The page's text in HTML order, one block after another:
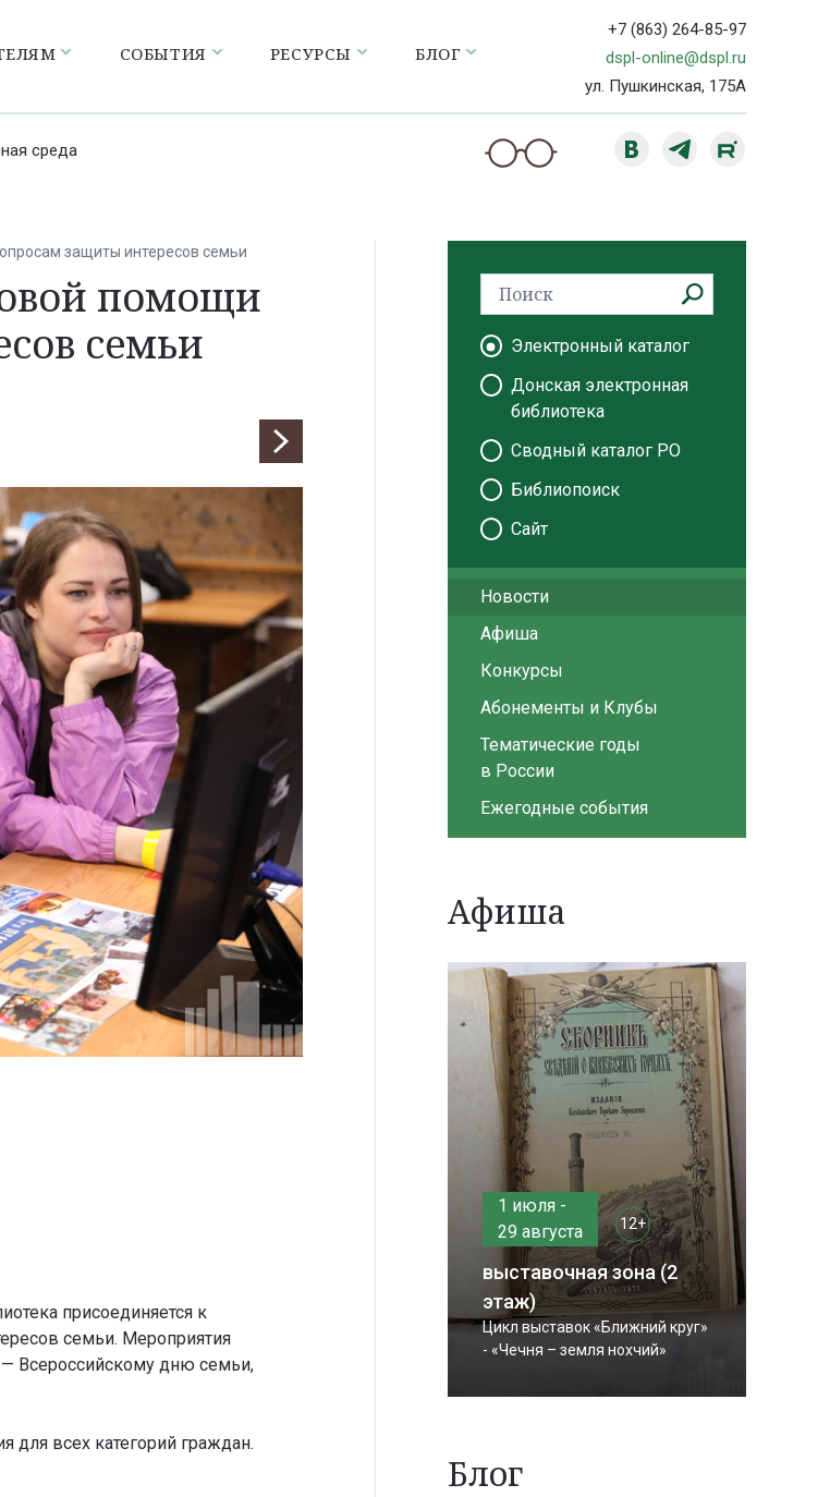
СОБЫТИЯ РЕСУРСЫ БЛОГ
+7 (863) 264-85-97
dspl-online@dspl.ru
ул. Пушкинская, 175А
среда
защиты интересов семьи
помощи
семьи
присоединяется к
семьи. Мероприятия
Всероссийскому дню семьи,
для всех категорий граждан.
Электронный каталог
Донская электронная
библиотека
Сводный каталог РО
Библиопоиск
Сайт
Новости
Афиша
Конкурсы
Абонементы и Клубы
Тематические годы
в России
Ежегодные события
Афиша
1 июля -
29 августа
12+
выставочная зона (2
этаж)
Цикл выставок «Ближний круг»
- «Чечня – земля нохчий»
Блог